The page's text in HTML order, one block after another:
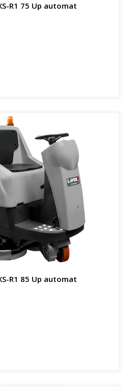
R1 75 Up automat
R1 85 Up automat